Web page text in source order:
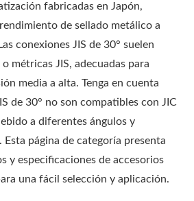
fabricadas en Japón,
de sellado metálico a
conexiones JIS de 30° suelen
métricas JIS, adecuadas para
media a alta. Tenga en cuenta
de 30° no son compatibles con JIC
a diferentes ángulos y
Esta página de categoría presenta
y especificaciones de accesorios
una fácil selección y aplicación.